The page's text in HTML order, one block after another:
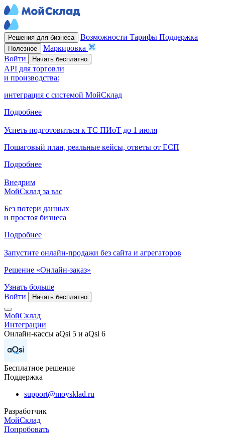
Решения для бизнеса Возможности Тарифы Поддержка
Полезное
Маркировка
Войти
Начать бесплатно
API для торговли
и производства:
интеграция с системой МойСклад
Подробнее
Успеть подготовиться к ТС ПИоТ до 1 июля
Пошаговый план, реальные кейсы, ответы от ЕСП
Подробнее
Внедрим
МойСклад за вас
Без потери данных
и простоя бизнеса
Подробнее
Запустите онлайн-продажи без сайта и агрегаторов
Решение «Онлайн-заказ»
Узнать больше
Войти
Начать бесплатно
МойСклад
Интеграции
Онлайн-кассы aQsi 5 и aQsi 6
Бесплатное решение
Поддержка
support@moysklad.ru
Разработчик
МойСклад
Попробовать